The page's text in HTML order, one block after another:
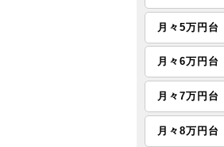
月々5万円台
月々6万円台
月々7万円台
月々8万円台